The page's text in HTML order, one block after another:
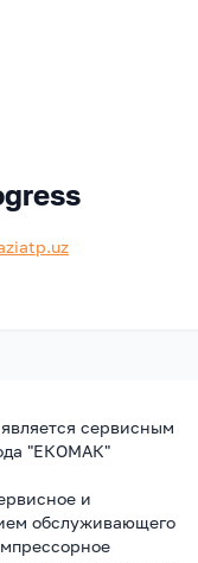
сервисным
"ЕКОМАК"
и
обслуживающего